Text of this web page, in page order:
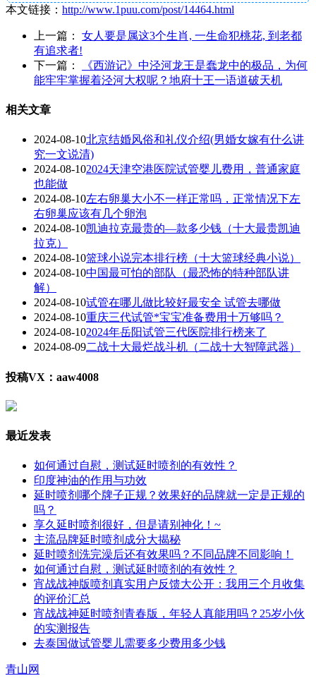
本文链接： http://www.1puu.com/post/14464.html
上一篇： 女人要是属这3个生肖, 一生命犯桃花, 到老都
有追求者!
下一篇：
《西游记》中泾河龙王是蠢龙中的极品，为何
能牢牢掌握着泾河大权呢？地府十王一语道破天机
相关文章
2024-08-10北京结婚风俗和礼仪介绍(男婚女嫁有什么讲
究一文说清)
2024-08-102024天津空港医院试管婴儿费用，普通家庭
也能做
2024-08-10左右卵巢大小不一样正常吗，正常情况下左
右卵巢应该有几个卵泡
2024-08-10凯迪拉克最贵的—款多少钱（十大最贵凯迪
拉克）
2024-08-10篮球小说完本排行榜（十大篮球经典小说）
2024-08-10中国最可怕的部队（最恐怖的特种部队讲
解）
2024-08-10试管在哪儿做比较好最安全 试管去哪做
2024-08-10重庆三代试管*宝宝准备费用十万够吗？
2024-08-102024年岳阳试管三代医院排行榜来了
2024-08-09二战十大最烂战斗机（二战十大智障武器）
投稿VX：aaw4008
最近发表
如何通过自慰，测试延时喷剂的有效性？
印度神油的作用与功效
延时喷剂哪个牌子正规？效果好的品牌就一定是正规的
吗？
享久延时喷剂很好，但是请别神化！~
主流品牌延时喷剂成分大揭秘
延时喷剂洗完澡后还有效果吗？不同品牌不同影响！
如何通过自慰，测试延时喷剂的有效性？
宵战战神版喷剂真实用户反馈大公开：我用三个月收集
的评价汇总
宵战战神延时喷剂青春版，年轻人真能用吗？25岁小伙
的实测报告
去泰国做试管婴儿需要多少费用多少钱
青山网